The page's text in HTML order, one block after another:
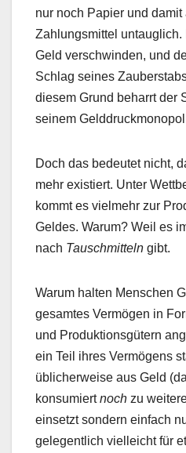
nur noch Papier und
Zahlungsmittel
Geld verschwinden, und
Schlag seines
diesem Grund beharrt der
seinem
Doch das bedeutet nicht,
mehr existiert. Unter
kommt es vielmehr zur
Geldes. Warum? Weil es
nach Tauschmitteln gibt.
Warum halten Menschen
gesamtes Vermögen in
und Produktionsgütern
ein Teil ihres Vermögens
üblicherweise aus Geld
konsumiertnoch zu
einsetzt sondern einfach
gelegentlich vielleicht für